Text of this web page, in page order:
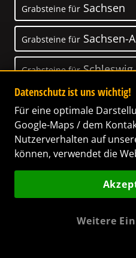
Grabsteine für Sachsen
Grabsteine für Sachsen-
Grabsteine für
Thüringen
es uns zur Aufgabe
Datenschutz ist uns wichtig!
Für eine optimale
Google-Maps / dem
Nutzerverhalten auf
können, verwendet die
Weitere